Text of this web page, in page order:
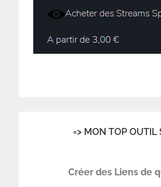
=> MON TOP
Créer des Liens de